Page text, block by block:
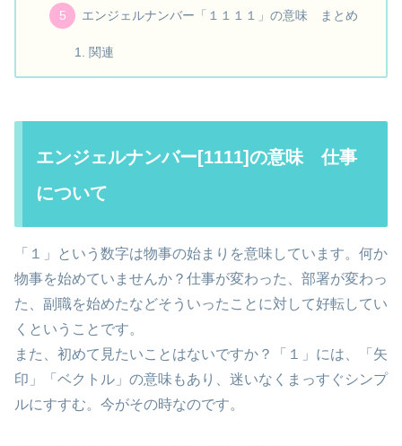
エンジェルナンバー「１１１１」の意味 まとめ
関連
エンジェルナンバー[1111]の意味 仕事
について
「１」という数字は物事の始まりを意味しています。何か
物事を始めていませんか？仕事が変わった、部署が変わっ
た、副職を始めたなどそういったことに対して好転してい
くということです。
また、初めて見たいことはないですか？「１」には、「矢
印」「ベクトル」の意味もあり、迷いなくまっすぐシンプ
ルにすすむ。今がその時なのです。